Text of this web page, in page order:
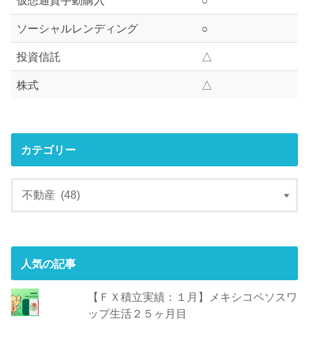
ソーシャルレンディング ○
投資信託 △
株式 △
カテゴリー
人気の記事
【ＦＸ積立実績：１月】メキシコペソスワ
ップ生活２５ヶ月目